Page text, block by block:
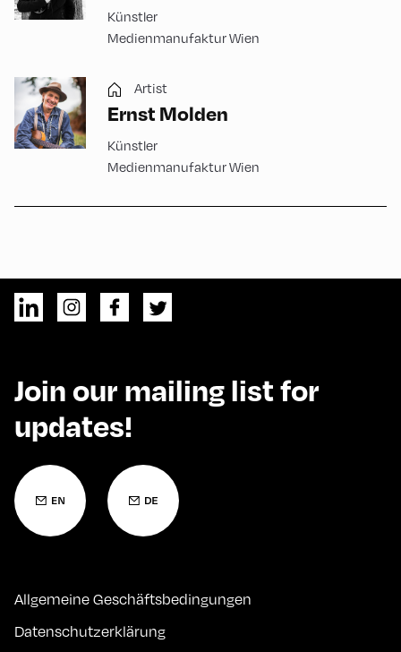
Künstler
Medienmanufaktur Wien
Artist
Ernst Molden
Künstler
Medienmanufaktur Wien
Join our mailing list for
updates!
Allgemeine Geschäftsbedingungen
Datenschutzerklärung